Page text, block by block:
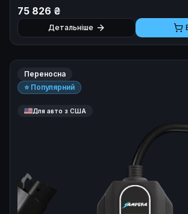
0.5S), трансформатори струму
(DC compliant), гальванічна розв'язка
апаратне УЗО з логікою Error State.
75 826 ₴
Детальніше
Переносна
⭐ Популярний
Для авто з США